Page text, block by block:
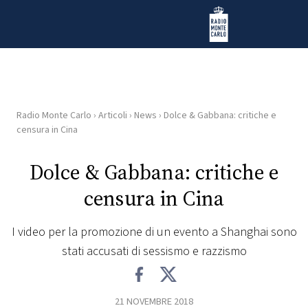
Radio Monte Carlo
HOME
RADIO
PLAYLIST
Radio Monte Carlo › Articoli › News › Dolce & Gabbana: critiche e
censura in Cina
Dolce & Gabbana: critiche e
censura in Cina
I video per la promozione di un evento a Shanghai sono
stati accusati di sessismo e razzismo
21 NOVEMBRE 2018